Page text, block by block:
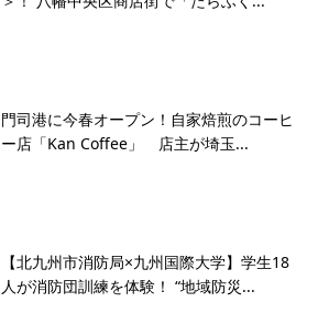
門司港に今春オープン！自家焙煎のコーヒ
ー店「Kan Coffee」 店主が埼玉...
【北九州市消防局×九州国際大学】学生18
人が消防団訓練を体験！ “地域防災...